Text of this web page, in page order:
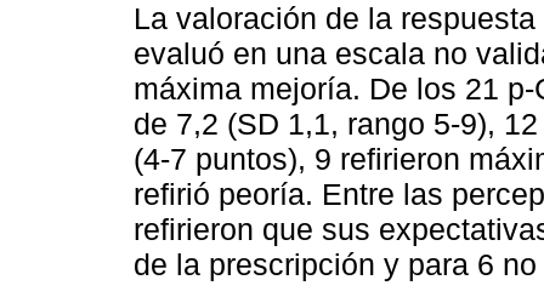
La valoración de la
evaluó en una escala no
máxima mejoría. De los 21
de 7,2 (SD 1,1, rango 5-9),
(4-7 puntos), 9 refirieron
refirió peoría. Entre las
refirieron que sus
de la prescripción y para 6